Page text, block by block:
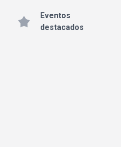
Eventos
destacados